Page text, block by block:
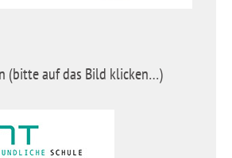
(bitte auf das Bild klicken…)